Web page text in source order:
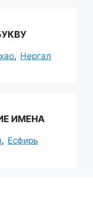
Нергал
ИМЕНА
Есфирь